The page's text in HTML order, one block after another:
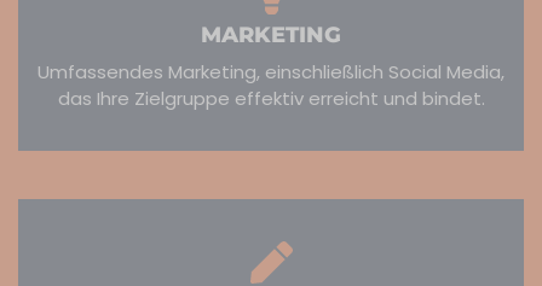
MARKETING
Umfassendes Marketing, einschließlich Social Media,
das Ihre Zielgruppe effektiv erreicht und bindet.​